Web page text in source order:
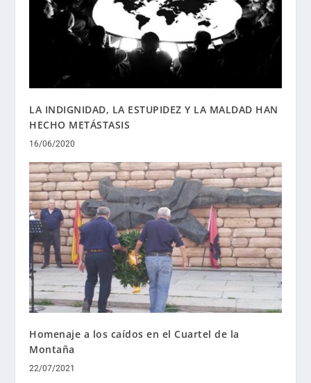
LA INDIGNIDAD, LA ESTUPIDEZ Y LA MALDAD HAN
HECHO METÁSTASIS
16/06/2020
Homenaje a los caídos en el Cuartel de la
Montaña
22/07/2021